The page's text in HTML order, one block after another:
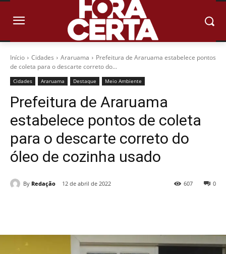
Início Cidades Araruama
Prefeitura de Araruama estabelece pontos
de coleta para o descarte correto do...
Cidades Araruama Destaque Meio Ambiente
Prefeitura de Araruama
estabelece pontos de coleta
para o descarte correto do
óleo de cozinha usado
By Redação 12 de abril de 2022 0
607